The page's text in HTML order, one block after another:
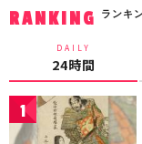
RANKING ランキ
DAILY
24時間
1